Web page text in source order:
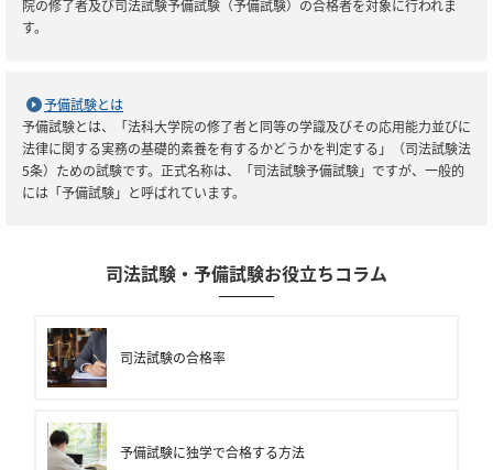
院の修了者及び司法試験予備試験（予備試験）の合格者を対象に行われま
す。
予備試験とは
予備試験とは、「法科大学院の修了者と同等の学識及びその応用能力並びに
法律に関する実務の基礎的素養を有するかどうかを判定する」（司法試験法
5条）ための試験です。正式名称は、「司法試験予備試験」ですが、一般的
には「予備試験」と呼ばれています。
司法試験・予備試験お役立ちコラム
司法試験の合格率
予備試験に独学で合格する方法